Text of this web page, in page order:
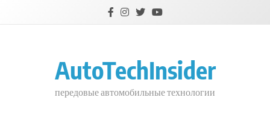
AutoTechInsider
передовые автомобильные технологии